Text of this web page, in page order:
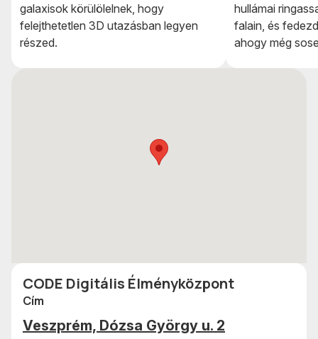
galaxisok körülölelnek, hogy
felejthetetlen 3D utazásban legyen
részed.
hullámai
falain, és
ahogy még
CODE Digitális Élményközpont
Cím
Veszprém, Dózsa György u. 2